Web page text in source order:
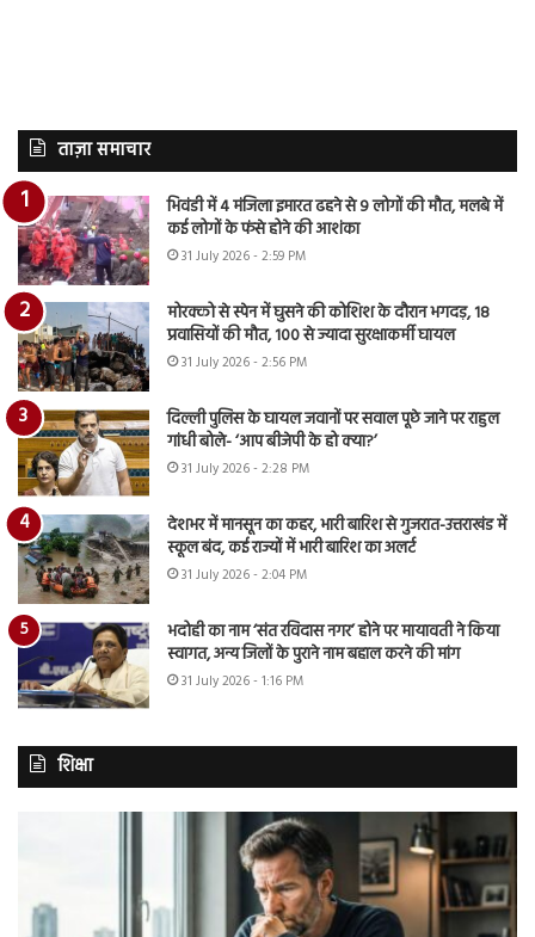
ताज़ा समाचार
भिवंडी में 4 मंजिला इमारत ढहने से 9 लोगों की मौत, मलबे में
कई लोगों के फंसे होने की आशंका
31 July 2026 - 2:59 PM
मोरक्को से स्पेन में घुसने की कोशिश के दौरान भगदड़, 18
प्रवासियों की मौत, 100 से ज्यादा सुरक्षाकर्मी घायल
31 July 2026 - 2:56 PM
दिल्ली पुलिस के घायल जवानों पर सवाल पूछे जाने पर राहुल
गांधी बोले- ‘आप बीजेपी के हो क्या?’
31 July 2026 - 2:28 PM
देशभर में मानसून का कहर, भारी बारिश से गुजरात-उत्तराखंड में
स्कूल बंद, कई राज्यों में भारी बारिश का अलर्ट
31 July 2026 - 2:04 PM
भदोही का नाम ‘संत रविदास नगर’ होने पर मायावती ने किया
स्वागत, अन्य जिलों के पुराने नाम बहाल करने की मांग
31 July 2026 - 1:16 PM
शिक्षा